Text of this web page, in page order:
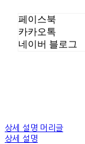
페이스북
카카오톡
네이버 블로그
상세 설명 머리글
상세 설명